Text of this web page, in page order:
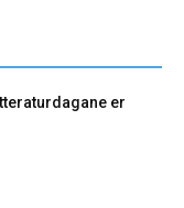
er